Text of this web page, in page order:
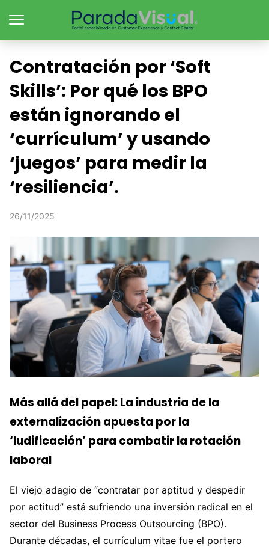
Contratación por ‘Soft
Skills’: Por qué los BPO
están ignorando el
‘currículum’ y usando
‘juegos’ para medir la
‘resiliencia’.
26/11/2025
Más allá del papel: La industria de la
externalización apuesta por la
‘ludificación’ para combatir la rotación
laboral
El viejo adagio de “contratar por aptitud y despedir
por actitud” está sufriendo una inversión radical en el
sector del Business Process Outsourcing (BPO).
Durante décadas, el currículum vitae fue el portero